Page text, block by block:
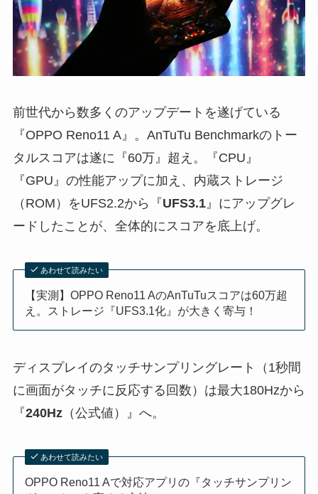
前世代から数多くのアップデートを遂げている
『OPPO Reno11 A』。AnTuTu Benchmarkのトー
タルスコアは遂に『60万』超え。『CPU』
『GPU』の性能アップに加え、内蔵ストレージ
（ROM）をUFS2.2から『UFS3.1』にアップグレ
ードしたことが、全体的にスコアを底上げ。
あわせて読みたい
【実測】OPPO Reno11 AのAnTuTuスコアは60万超
え。ストレージ『UFS3.1化』が大きく寄与！
ディスプレイのタッチサンプリングレート（1秒間
に画面がタッチに反応する回数）は最大180Hzから
『240Hz（公式値）』へ。
あわせて読みたい
OPPO Reno11 Aで対応アプリの『タッチサンプリン